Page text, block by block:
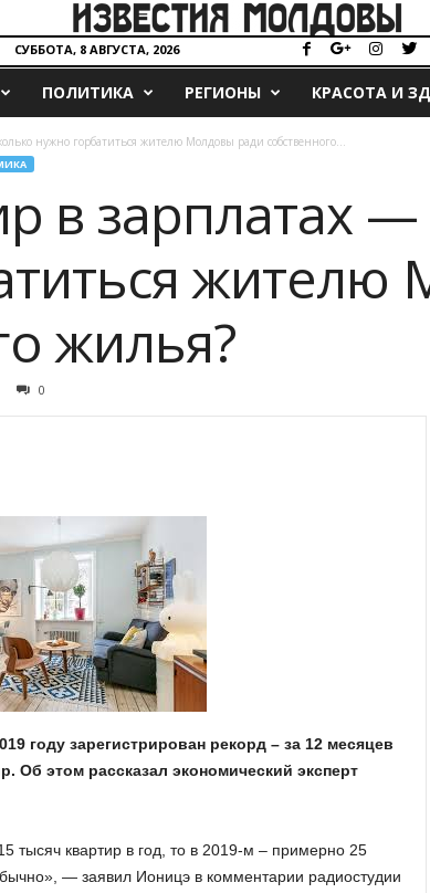
СУББОТА, 8 АВГУСТА, 2026
ПОЛИТИКА РЕГИОНЫ КРАСОТА И
нужно горбатиться жителю Молдовы ради собственного...
в зарплатах —
жителю
жилья?
0
году зарегистрирован рекорд – за 12 месяцев
Об этом рассказал экономический эксперт
тысяч квартир в год, то в 2019-м – примерно 25
— заявил Ионицэ в комментарии радиостудии